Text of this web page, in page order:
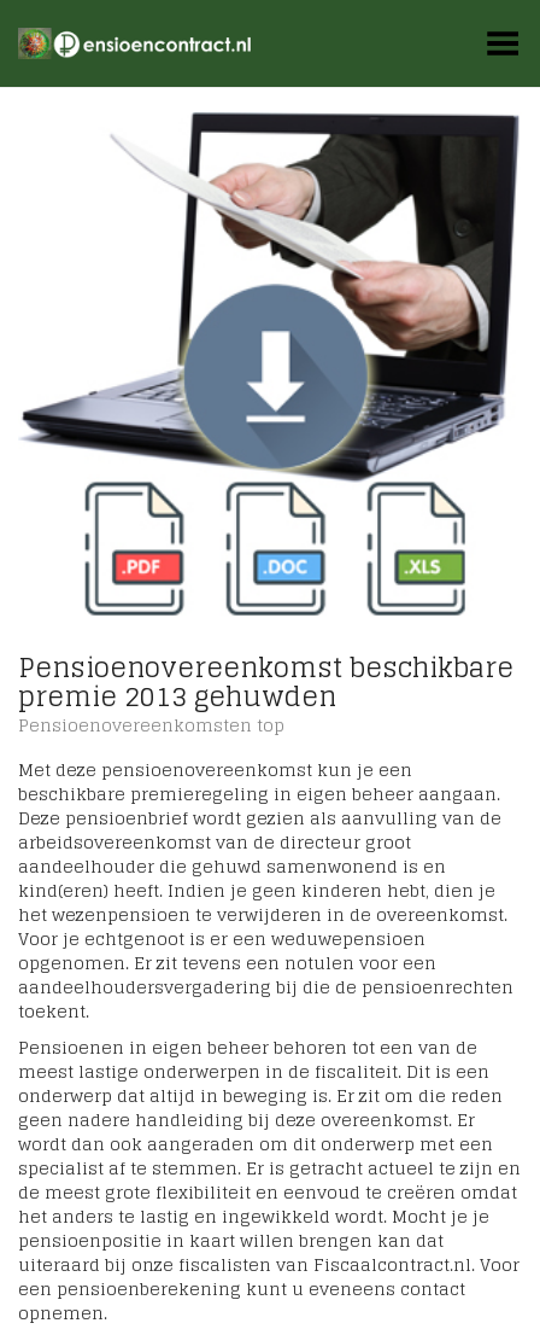
Toggle Menu
Pensioenovereenkomst beschikbare
premie 2013 gehuwden
Pensioenovereenkomsten top
Met deze pensioenovereenkomst kun je een
beschikbare premieregeling in eigen beheer aangaan.
Deze pensioenbrief wordt gezien als aanvulling van de
arbeidsovereenkomst van de directeur groot
aandeelhouder die gehuwd samenwonend is en
kind(eren) heeft. Indien je geen kinderen hebt, dien je
het wezenpensioen te verwijderen in de overeenkomst.
Voor je echtgenoot is er een weduwepensioen
opgenomen. Er zit tevens een notulen voor een
aandeelhoudersvergadering bij die de pensioenrechten
toekent.
Pensioenen in eigen beheer behoren tot een van de
meest lastige onderwerpen in de fiscaliteit. Dit is een
onderwerp dat altijd in beweging is. Er zit om die reden
geen nadere handleiding bij deze overeenkomst. Er
wordt dan ook aangeraden om dit onderwerp met een
specialist af te stemmen. Er is getracht actueel te zijn en
de meest grote flexibiliteit en eenvoud te creëren omdat
het anders te lastig en ingewikkeld wordt. Mocht je je
pensioenpositie in kaart willen brengen kan dat
uiteraard bij onze fiscalisten van Fiscaalcontract.nl. Voor
een pensioenberekening kunt u eveneens contact
opnemen.